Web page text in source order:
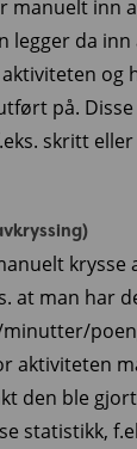
manuelt inn
legger da
og
på.
skritt
at man har
aktiviteten
den ble
statistikk,